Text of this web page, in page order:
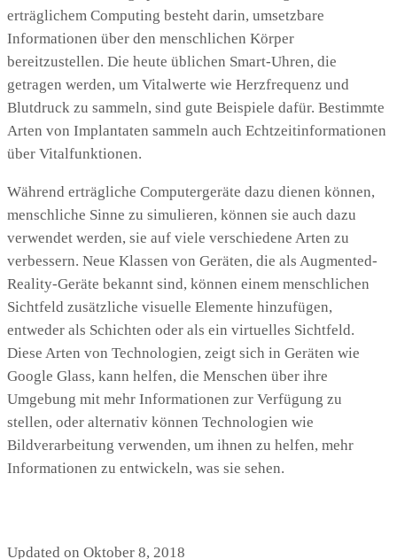
erträglichem Computing besteht darin, umsetzbare
Informationen über den menschlichen Körper
bereitzustellen. Die heute üblichen Smart-Uhren, die
getragen werden, um Vitalwerte wie Herzfrequenz und
Blutdruck zu sammeln, sind gute Beispiele dafür. Bestimmte
Arten von Implantaten sammeln auch Echtzeitinformationen
über Vitalfunktionen.
Während erträgliche Computergeräte dazu dienen können,
menschliche Sinne zu simulieren, können sie auch dazu
verwendet werden, sie auf viele verschiedene Arten zu
verbessern. Neue Klassen von Geräten, die als Augmented-
Reality-Geräte bekannt sind, können einem menschlichen
Sichtfeld zusätzliche visuelle Elemente hinzufügen,
entweder als Schichten oder als ein virtuelles Sichtfeld.
Diese Arten von Technologien, zeigt sich in Geräten wie
Google Glass, kann helfen, die Menschen über ihre
Umgebung mit mehr Informationen zur Verfügung zu
stellen, oder alternativ können Technologien wie
Bildverarbeitung verwenden, um ihnen zu helfen, mehr
Informationen zu entwickeln, was sie sehen.
Updated on Oktober 8, 2018